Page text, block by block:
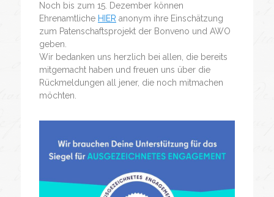
Noch bis zum 15. Dezember können
Ehrenamtliche HIER anonym ihre Einschätzung
zum Patenschaftsprojekt der Bonveno und AWO
geben.
Wir bedanken uns herzlich bei allen, die bereits
mitgemacht haben und freuen uns über die
Rückmeldungen all jener, die noch mitmachen
möchten.